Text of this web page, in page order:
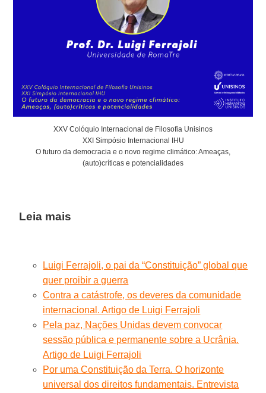
XXV Colóquio Internacional de Filosofia Unisinos
XXI Simpósio Internacional IHU
O futuro da democracia e o novo regime climático: Ameaças,
(auto)críticas e potencialidades
Leia mais
Luigi Ferrajoli, o pai da “Constituição” global que
quer proibir a guerra
Contra a catástrofe, os deveres da comunidade
internacional. Artigo de Luigi Ferrajoli
Pela paz, Nações Unidas devem convocar
sessão pública e permanente sobre a Ucrânia.
Artigo de Luigi Ferrajoli
Por uma Constituição da Terra. O horizonte
universal dos direitos fundamentais. Entrevista